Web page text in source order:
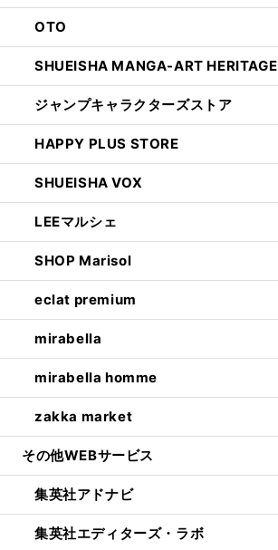
OTO
SHUEISHA MANGA-ART HERITAGE
ジャンプキャラクターズストア
HAPPY PLUS STORE
SHUEISHA VOX
LEEマルシェ
SHOP Marisol
eclat premium
mirabella
mirabella homme
zakka market
その他WEBサービス
集英社アドナビ
集英社エディターズ・ラボ